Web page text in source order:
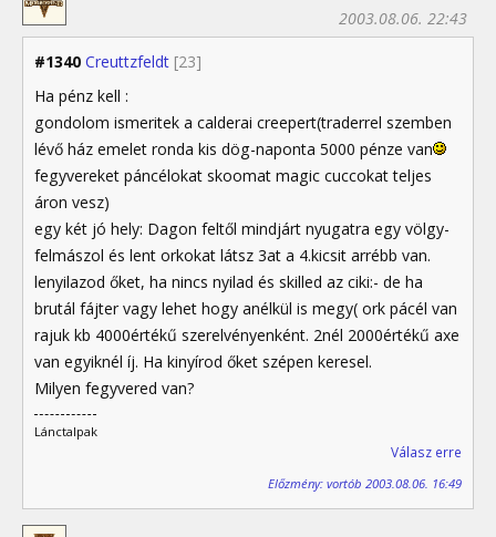
#1340 Creuttzfeldt [23]
2003.08.06. 22:43
Ha pénz kell :
gondolom ismeritek a calderai creepert(traderrel szemben
lévő ház emelet ronda kis dög-naponta 5000 pénze van
fegyvereket páncélokat skoomat magic cuccokat teljes
áron vesz)
egy két jó hely: Dagon feltől mindjárt nyugatra egy völgy-
felmászol és lent orkokat látsz 3at a 4.kicsit arrébb van.
lenyilazod őket, ha nincs nyilad és skilled az ciki:- de ha
brutál fájter vagy lehet hogy anélkül is megy( ork pácél van
rajuk kb 4000értékű szerelvényenként. 2nél 2000értékű axe
van egyiknél íj. Ha kinyírod őket szépen keresel.
Milyen fegyvered van?
Lánctalpak
Válasz erre
Előzmény: vortób 2003.08.06. 16:49